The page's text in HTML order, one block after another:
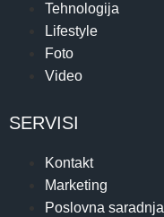
Tehnologija
Lifestyle
Foto
Video
SERVISI
Kontakt
Marketing
Poslovna saradnja